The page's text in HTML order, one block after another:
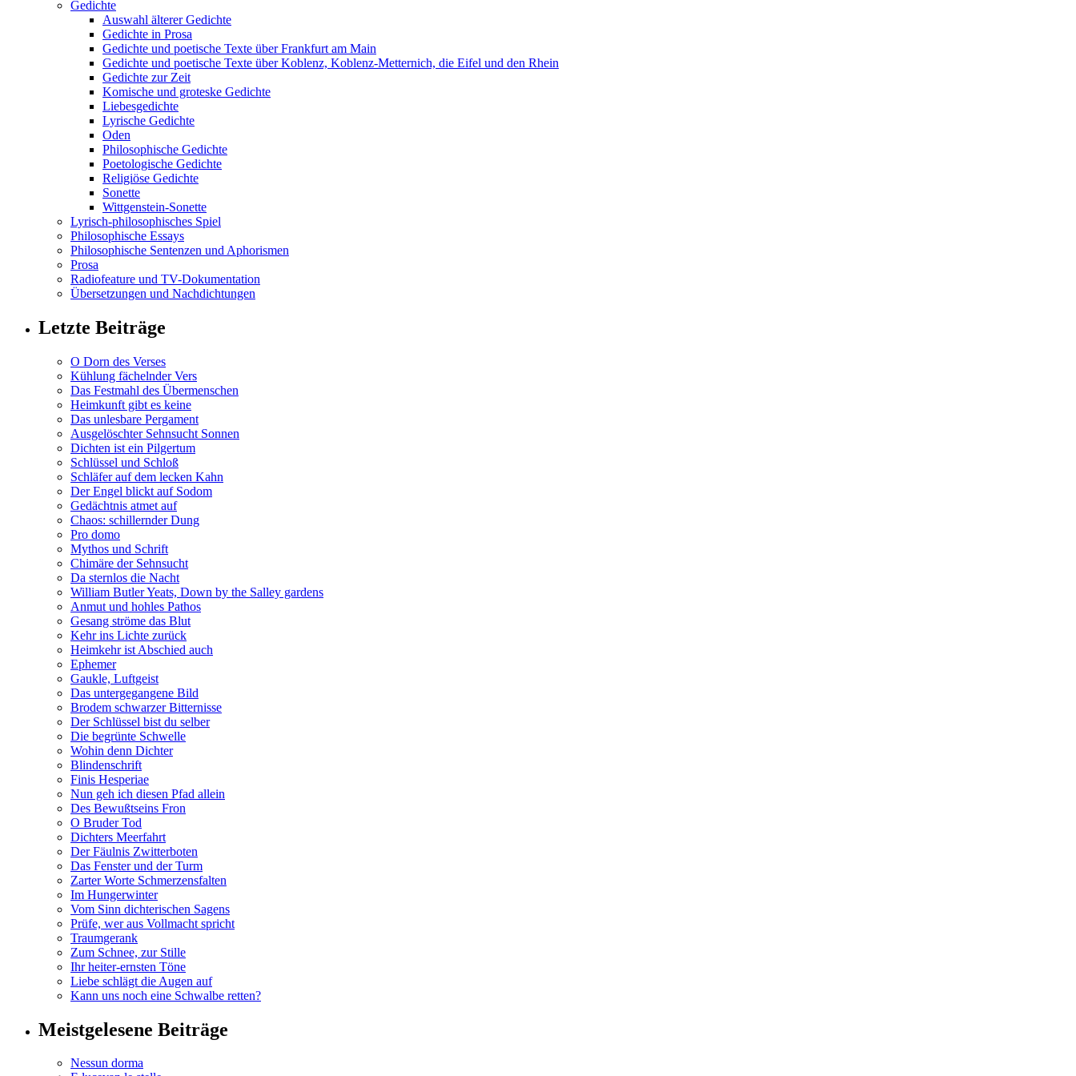
Gedichte
Auswahl älterer Gedichte
Gedichte in Prosa
Gedichte und poetische Texte über Frankfurt am Main
Gedichte und poetische Texte über Koblenz, Koblenz-Metternich, die Eifel und den Rhein
Gedichte zur Zeit
Komische und groteske Gedichte
Liebesgedichte
Lyrische Gedichte
Oden
Philosophische Gedichte
Poetologische Gedichte
Religiöse Gedichte
Sonette
Wittgenstein-Sonette
Lyrisch-philosophisches Spiel
Philosophische Essays
Philosophische Sentenzen und Aphorismen
Prosa
Radiofeature und TV-Dokumentation
Übersetzungen und Nachdichtungen
Letzte Beiträge
O Dorn des Verses
Kühlung fächelnder Vers
Das Festmahl des Übermenschen
Heimkunft gibt es keine
Das unlesbare Pergament
Ausgelöschter Sehnsucht Sonnen
Dichten ist ein Pilgertum
Schlüssel und Schloß
Schläfer auf dem lecken Kahn
Der Engel blickt auf Sodom
Gedächtnis atmet auf
Chaos: schillernder Dung
Pro domo
Mythos und Schrift
Chimäre der Sehnsucht
Da sternlos die Nacht
William Butler Yeats, Down by the Salley gardens
Anmut und hohles Pathos
Gesang ströme das Blut
Kehr ins Lichte zurück
Heimkehr ist Abschied auch
Ephemer
Gaukle, Luftgeist
Das untergegangene Bild
Brodem schwarzer Bitternisse
Der Schlüssel bist du selber
Die begrünte Schwelle
Wohin denn Dichter
Blindenschrift
Finis Hesperiae
Nun geh ich diesen Pfad allein
Des Bewußtseins Fron
O Bruder Tod
Dichters Meerfahrt
Der Fäulnis Zwitterboten
Das Fenster und der Turm
Zarter Worte Schmerzensfalten
Im Hungerwinter
Vom Sinn dichterischen Sagens
Prüfe, wer aus Vollmacht spricht
Traumgerank
Zum Schnee, zur Stille
Ihr heiter-ernsten Töne
Liebe schlägt die Augen auf
Kann uns noch eine Schwalbe retten?
Meistgelesene Beiträge
Nessun dorma